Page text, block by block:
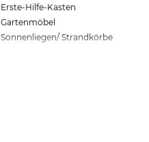
Erste-Hilfe-Kasten
Gartenmöbel
Sonnenliegen/ Strandkörbe